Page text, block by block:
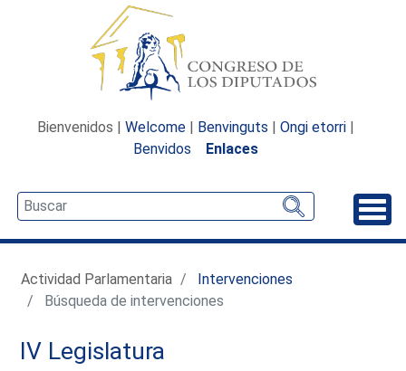
Bienvenidos | Welcome | Benvinguts | Ongi etorri |
Benvidos
Enlaces
Actividad Parlamentaria
Intervenciones
Búsqueda de intervenciones
IV Legislatura